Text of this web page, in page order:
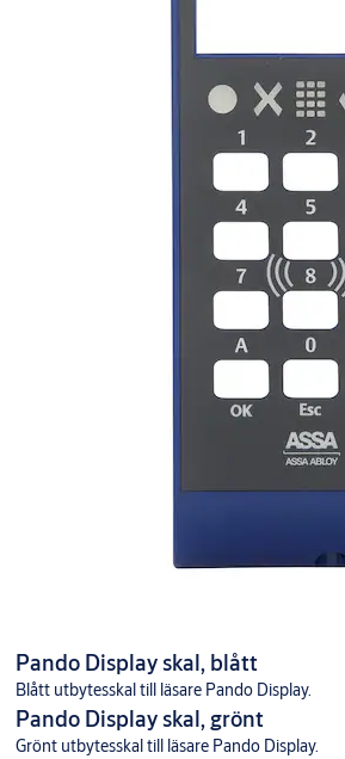
Pando Display skal, blått
Blått utbytesskal till läsare Pando Display.
Pando Display skal, grönt
Grönt utbytesskal till läsare Pando Display.